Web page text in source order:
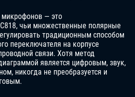
микрофонов — это
чьи множественные полярные
традиционным способом
переключателя на корпусе
связи. Хотя метод
является цифровым, звук,
никогда не преобразуется и